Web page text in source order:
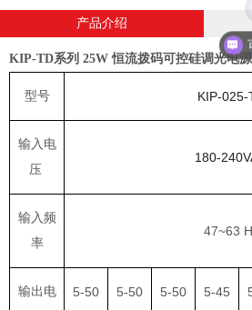
产品介绍
KIP-TD系列 25W 恒流拨码可控硅调光电源
型号 KIP-025-
输入电
压
180-
输入频
率
47~63
输出电 5-50 5-50 5-50 5-45